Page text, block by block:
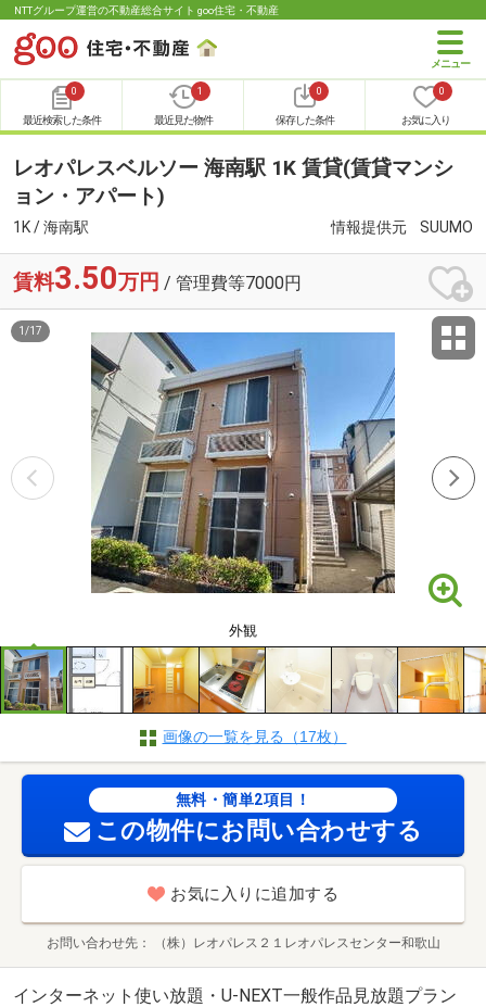
NTTグループ運営の不動産総合サイト goo住宅・不動産
0
最近検索した条件
1
最近見た物件
0
保存した条件
0
お気に入り
レオパレスベルソー 海南駅 1K 賃貸(賃貸マンシ
ョン・アパート)
1K / 海南駅 情報提供元 SUUMO
賃料3.50万円 / 管理費等7000円
外観
1 /17
画像の一覧を見る（17枚）
無料・簡単2項目！
この物件にお問い合わせする
お気に入りに追加する
お問い合わせ先 （株）レオパレス２１レオパレスセンター和歌山
インターネット使い放題・U-NEXT一般作品見放題プラン